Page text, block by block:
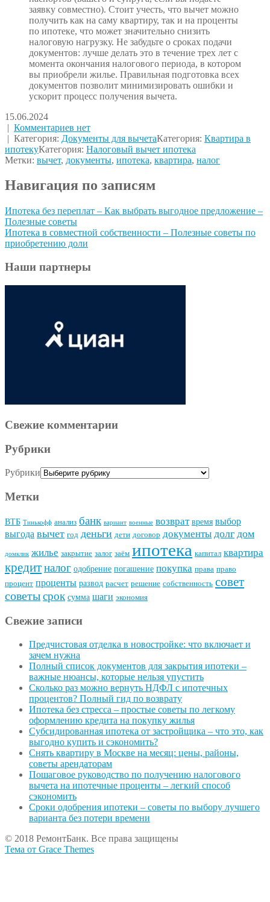
заявку совместно). Стоит учесть, что вычет можно
получить как на саму квартиру, так и на проценты
по ипотеке, что может значительно снизить
налоговую нагрузку. Не забудьте о сроках подачи
документов: лучше делать это в течение трех лет с
момента окончания налогового периода, в котором
вы приобрели жилье. Правильная подготовка всех
документов позволит минимизировать ошибки и
ускорит процесс получения вычета.
15.06.2024
| Комментариев нет
| Категория: Документы для вычетаКатегория: Квартира в
ипотекуКатегория: Налоговый вычет ипотека
Метки: вычет, документы, ипотека, квартира, налог
Навигация по записям
Ипотека без переплат – Как выбрать выгодное предложение –
Полезные советы
Ипотека в совместной собственности – Полезные советы по
приобретению доли
Наши партнеры
Свежие комментарии
Рубрики
Рубрики
Метки
ВТБ Тинькофф анализ банк вариант военные возврат время выбор
выгода вычет год деньги дети договор документы долг дом
домклик жилье закрытие залог заём ипотека капитал квартира
кредитналог одобрение погашение покупка права право
процент проценты развод расчет решение собственность совет
советысрок сумма шаги экономия
Свежие записи
Предчистовая отделка в новостройке: что включает и
зачем нужна
Полный список документов для закрытия ипотеки –
важные нюансы, которые нельзя упустить
Сколько раз можно вернуть НДФЛ с ипотечных
процентов? Полный гид по возврату
Ипотека без стресса – простые советы по легкому
оформлению кредита на покупку жилья
Субсидированная ипотека от застройщика – что это, как
выгодно купить и сэкономить?
Снять квартиру в Москве на месяц: цены, районы,
советы арендаторам
Пошаговое руководство по получению налогового
вычета на ипотечные проценты – легкий способ
сэкономить
Сроки одобрения ипотеки – советы по выбору лучшего
варианта без потери времени
© 2018 РемонтБанк. Все права защищены
Тема от Grace Themes